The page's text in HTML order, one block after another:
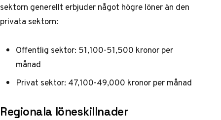
sektorn generellt erbjuder något högre löner än den
privata sektorn:
Offentlig sektor: 51,100-51,500 kronor per
månad
Privat sektor: 47,100-49,000 kronor per månad
Regionala löneskillnader